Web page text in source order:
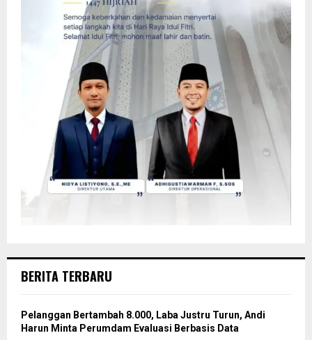
BERITA TERBARU
Pelanggan Bertambah 8.000, Laba Justru Turun, Andi
Harun Minta Perumdam Evaluasi Berbasis Data